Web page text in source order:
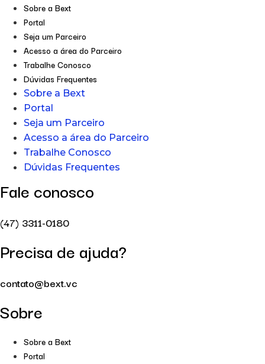
Sobre a Bext
Portal
Seja um Parceiro
Acesso a área do Parceiro
Trabalhe Conosco
Dúvidas Frequentes
Sobre a Bext
Portal
Seja um Parceiro
Acesso a área do Parceiro
Trabalhe Conosco
Dúvidas Frequentes
Fale conosco
(47) 3311-0180
Precisa de ajuda?
contato@bext.vc
Sobre
Sobre a Bext
Portal